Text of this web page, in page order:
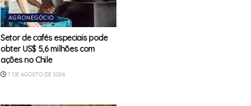
AGRONEGÓCIO
Setor de cafés especiais pode
obter US$ 5,6 milhões com
ações no Chile
7 DE AGOSTO DE 2026